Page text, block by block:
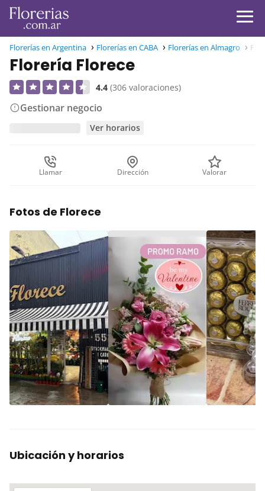
Florerías en Argentina Florerías en CABA Florerías en Almagro
Florería Florece
4.4 (306 valoraciones)
Gestionar negocio
Ver horarios
Llamar Dirección Valorar
Fotos de Florece
Ubicación y horarios